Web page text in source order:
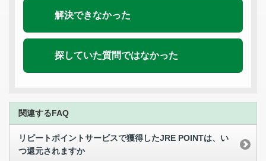
解決できなかった
探していた質問ではなかった
関連するFAQ
リピートポイントサービスで獲得したJRE POINTは、い
つ還元されますか